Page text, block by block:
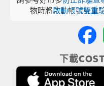
物時將啟動帳號雙重
下載